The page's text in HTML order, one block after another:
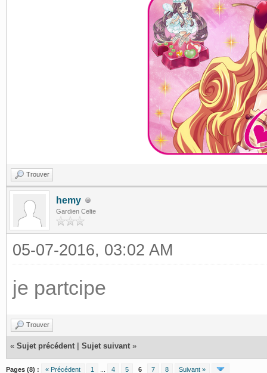
Trouver
hemy
Gardien Celte
05-07-2016, 03:02 AM
je partcipe
Trouver
« Sujet précédent Sujet suivant »
Pages (8) : « Précédent 1 4 5 6 7 8 Suivant »